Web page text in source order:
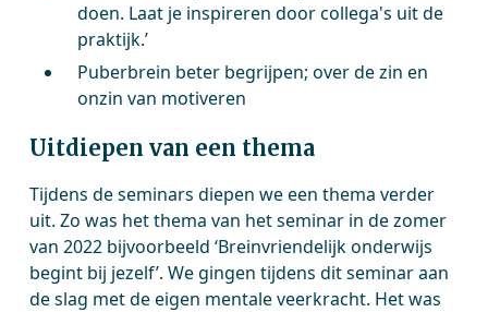
doen. Laat je inspireren door collega's uit de
praktijk.’
Puberbrein beter begrijpen; over de zin en
onzin van motiveren
Uitdiepen van een thema
Tijdens de seminars diepen we een thema verder
uit. Zo was het thema van het seminar in de zomer
van 2022 bijvoorbeeld ‘Breinvriendelijk onderwijs
begint bij jezelf’. We gingen tijdens dit seminar aan
de slag met de eigen mentale veerkracht. Het was